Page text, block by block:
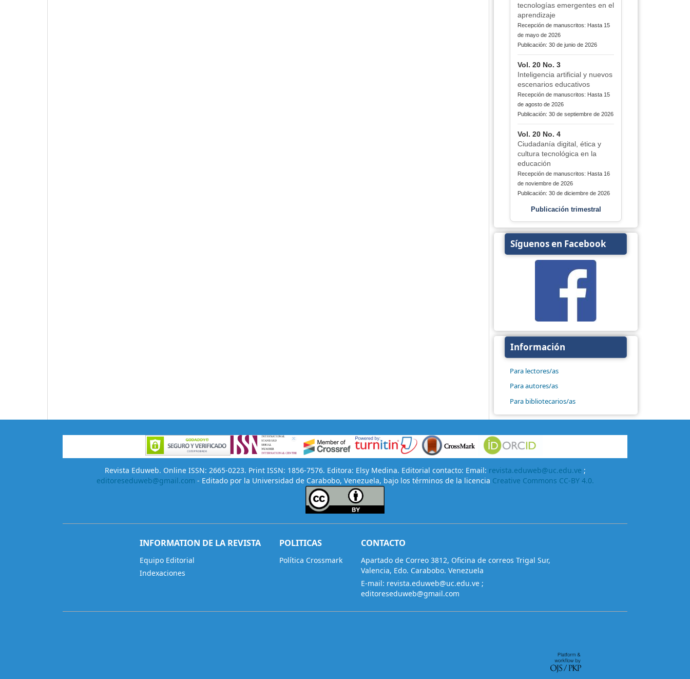
tecnologías emergentes en el
aprendizaje
Recepción de manuscritos: Hasta 15
de mayo de 2026
Publicación: 30 de junio de 2026
Vol. 20 No. 3
Inteligencia artificial y nuevos
escenarios educativos
Recepción de manuscritos: Hasta 15
de agosto de 2026
Publicación: 30 de septiembre de 2026
Vol. 20 No. 4
Ciudadanía digital, ética y
cultura tecnológica en la
educación
Recepción de manuscritos: Hasta 16
de noviembre de 2026
Publicación: 30 de diciembre de 2026
Publicación trimestral
Síguenos en Facebook
Información
Para lectores/as
Para autores/as
Para bibliotecarios/as
Revista Eduweb. Online ISSN: 2665-0223. Print ISSN: 1856-7576. Editora: Elsy Medina. Editorial contacto: Email: revista.eduweb@uc.edu.ve ;
editoreseduweb@gmail.com - Editado por la Universidad de Carabobo, Venezuela, bajo los términos de la licencia Creative Commons CC-BY 4.0.
INFORMATION DE LA REVISTA
Equipo Editorial
Indexaciones
POLITICAS
Política Crossmark
CONTACTO
Apartado de Correo 3812, Oficina de correos Trigal Sur,
Valencia, Edo. Carabobo. Venezuela
E-mail: revista.eduweb@uc.edu.ve ;
editoreseduweb@gmail.com